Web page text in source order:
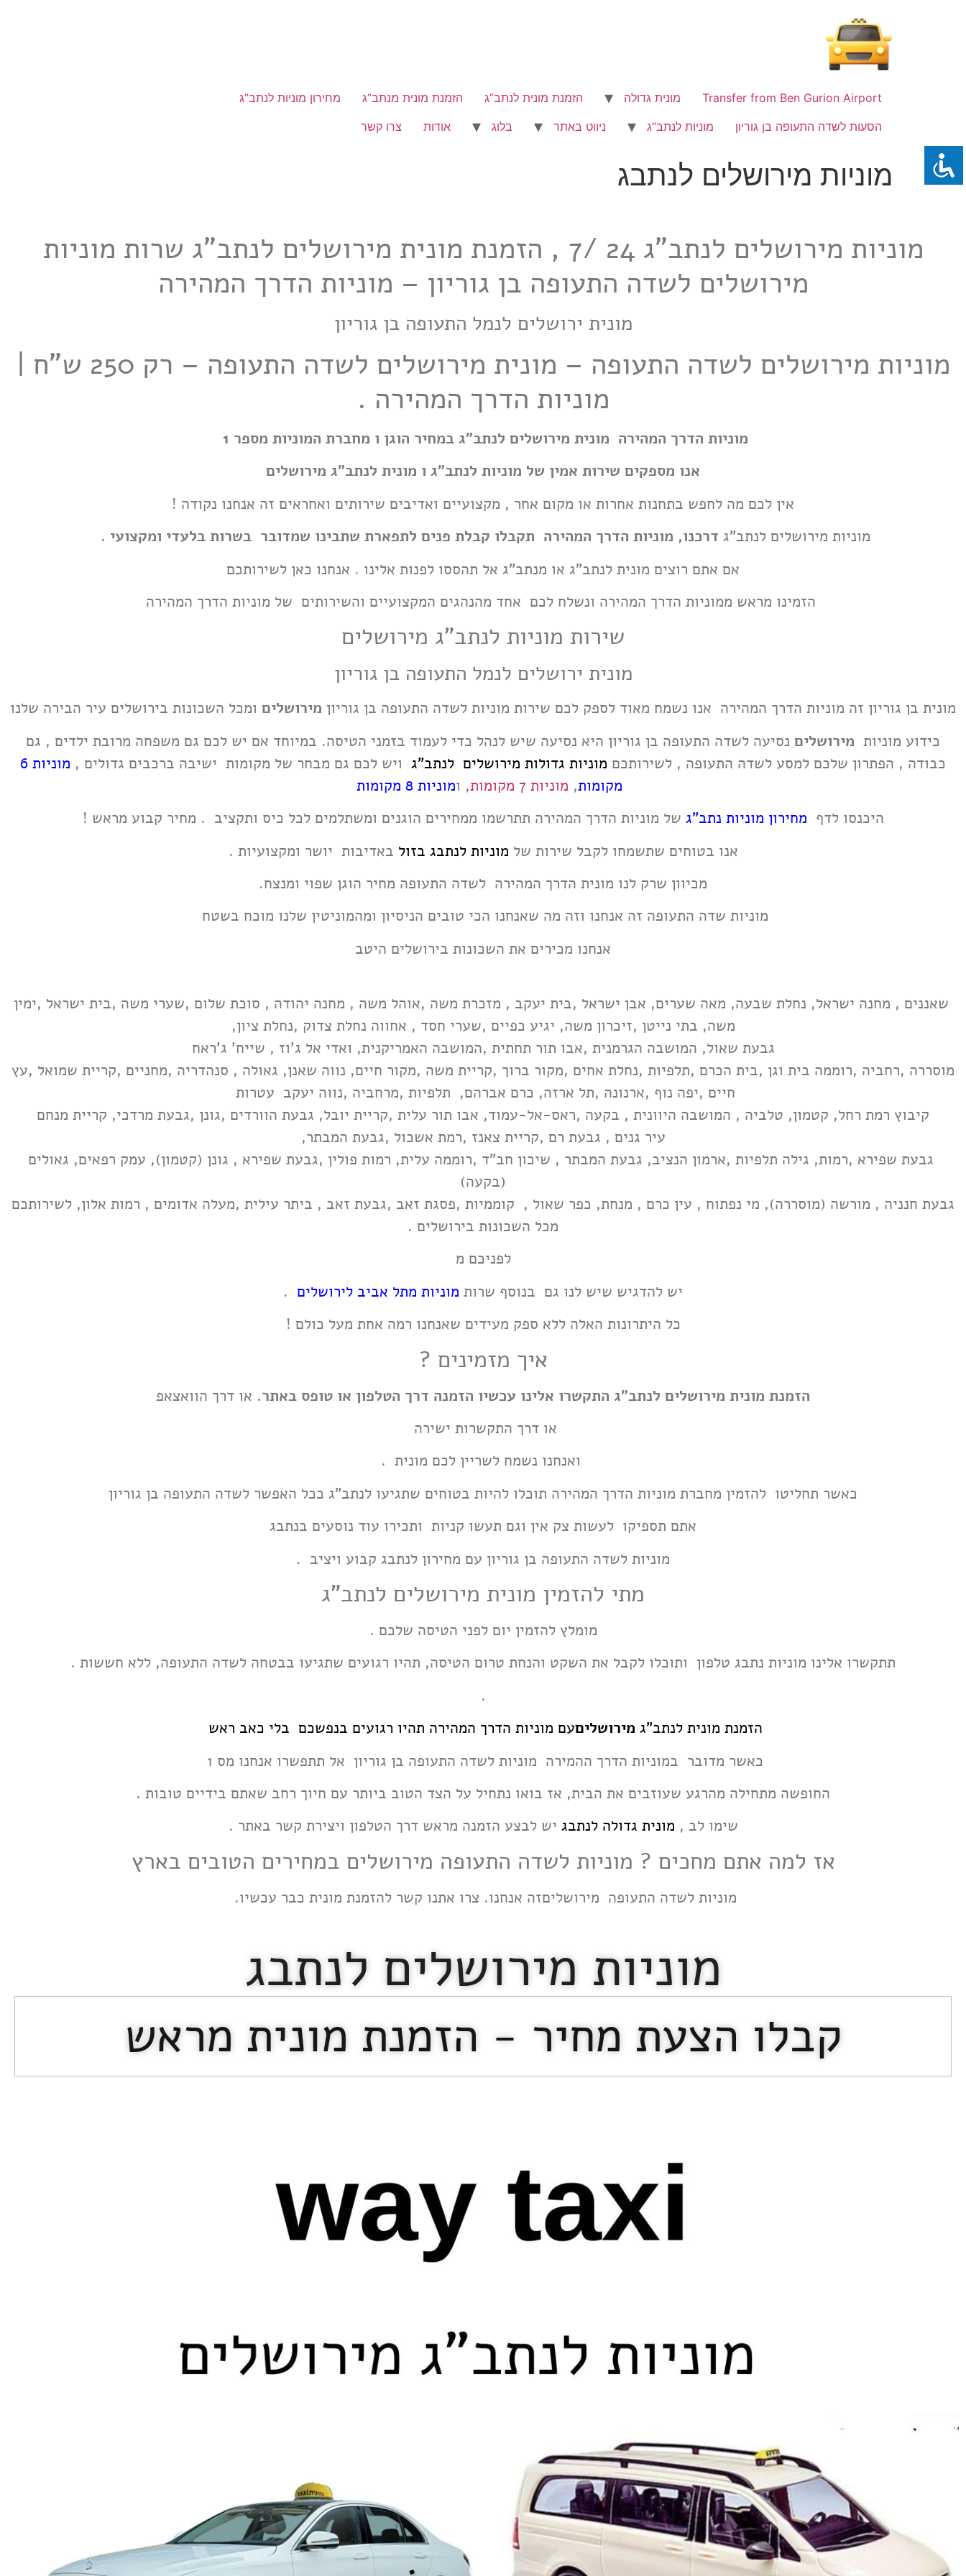
Transfer from Ben Gurion Airport מונית גדולה הזמנת מונית לנתב”ג הזמנת מונית מנתב”ג
מחירון מוניות לנתב”ג
הסעות לשדה התעופה בן גוריון
מוניות לנתב”ג ניווט באתר בלוג אודות צרו קשר
מוניות מירושלים לנתבג
מוניות מירושלים לנתב"ג 24 /7 , הזמנת מונית מירושלים לנתב"ג שרות מוניות
מירושלים לשדה התעופה בן גוריון – מוניות הדרך המהירה
מונית ירושלים לנמל התעופה בן גוריון
מוניות מירושלים לשדה התעופה – מונית מירושלים לשדה התעופה – רק 250 ש"ח |
מוניות הדרך המהירה .
מוניות הדרך המהירה מונית מירושלים לנתב"ג במחיר הוגן ו מחברת המוניות מספר 1
אנו מספקים שירות אמין של מוניות לנתב"ג ו מונית לנתב"ג מירושלים
אין לכם מה לחפש בתחנות אחרות או מקום אחר , מקצועיים ואדיבים שירותים ואחראים זה אנחנו נקודה !
מוניות מירושלים לנתב"ג דרכנו, מוניות הדרך המהירה תקבלו קבלת פנים לתפארת שתבינו שמדובר בשרות בלעדי ומקצועי .
אם אתם רוצים מונית לנתב"ג או מנתב"ג אל תהססו לפנות אלינו . אנחנו כאן לשירותכם
הזמינו מראש ממוניות הדרך המהירה ונשלח לכם אחד מהנהגים המקצועיים והשירותים של מוניות הדרך המהירה
שירות מוניות לנתב"ג מירושלים
מונית ירושלים לנמל התעופה בן גוריון
מונית בן גוריון זה מוניות הדרך המהירה אנו נשמח מאוד לספק לכם שירות מוניות לשדה התעופה בן גוריון מירושלים ומכל השכונות בירושלים עיר הבירה שלנו
כידוע מוניות מירושלים נסיעה לשדה התעופה בן גוריון היא נסיעה שיש לנהל כדי לעמוד בזמני הטיסה. במיוחד אם יש לכם גם משפחה מרובת ילדים , גם
כבודה , הפתרון שלכם למסע לשדה התעופה , לשירותכם מוניות גדולות מירושלים לנתב"ג ויש לכם גם מבחר של מקומות ישיבה ברכבים גדולים ,
מוניות 6
מקומות, מוניות 7 מקומות , ומוניות 8 מקומות
היכנסו לדף מחירון מוניות נתב"ג של מוניות הדרך המהירה תתרשמו ממחירים הוגנים ומשתלמים לכל כיס ותקציב . מחיר קבוע מראש !
אנו בטוחים שתשמחו לקבל שירות של מוניות לנתבג בזול באדיבות יושר ומקצועיות .
מכיוון שרק לנו מונית הדרך המהירה לשדה התעופה מחיר הוגן שפוי ומנצח.
מוניות שדה התעופה זה אנחנו וזה מה שאנחנו הכי טובים הניסיון ומהמוניטין שלנו מוכח בשטח
אנחנו מכירים את השכונות בירושלים היטב
שאננים , מחנה ישראל, נחלת שבעה, מאה שערים, אבן ישראל ,בית יעקב , מזכרת משה ,אוהל משה , מחנה יהודה , סוכת שלום ,שערי משה ,בית ישראל ,ימין
משה, בתי נייטן ,זיכרון משה, יגיע כפיים ,שערי חסד , אחווה נחלת צדוק ,נחלת ציון,
גבעת שאול, המושבה הגרמנית ,אבו תור תחתית ,המושבה האמריקנית, ואדי אל ג'וז , שייח' ג'ראח
מוסררה ,רחביה ,רוממה בית וגן ,בית הכרם ,תלפיות ,נחלת אחים ,מקור ברוך ,קריית משה ,מקור חיים, נווה שאנן, גאולה , סנהדריה ,מחניים ,קריית שמואל ,עץ
חיים ,יפה נוף ,ארנונה ,תל ארזה, כרם אברהם, תלפיות ,מרחביה ,נווה יעקב עטרות
קיבוץ רמת רחל, קטמון, טלביה , המושבה היוונית , בקעה ,ראס-אל-עמוד, אבו תור עלית ,קריית יובל, גבעת הוורדים ,גונן ,גבעת מרדכי, קריית מנחם
עיר גנים , גבעת רם ,קריית צאנז ,רמת אשכול ,גבעת המבתר,
גבעת שפירא ,רמות, גילה תלפיות ,ארמון הנציב, גבעת המבתר , שיכון חב"ד ,רוממה עלית, רמות פולין ,גבעת שפירא , גונן (קטמון), עמק רפאים, גאולים
(בקעה)
גבעת חנניה , מורשה (מוסררה), מי נפתוח , עין כרם , מנחת, כפר שאול , קוממיות ,פסגת זאב ,גבעת זאב , ביתר עילית ,מעלה אדומים , רמות אלון, לשירותכם
מכל השכונות בירושלים .
לפניכם מ
יש להדגיש שיש לנו גם בנוסף שרות מוניות מתל אביב לירושלים .
כל היתרונות האלה ללא ספק מעידים שאנחנו רמה אחת מעל כולם !
איך מזמינים ?
הזמנת מונית מירושלים לנתב"ג התקשרו אלינו עכשיו הזמנה דרך הטלפון או טופס באתר. או דרך הוואצאפ
או דרך התקשרות ישירה
ואנחנו נשמח לשריין לכם מונית .
כאשר תחליטו להזמין מחברת מוניות הדרך המהירה תוכלו להיות בטוחים שתגיעו לנתב"ג ככל האפשר לשדה התעופה בן גוריון
אתם תספיקו לעשות צק אין וגם תעשו קניות ותכירו עוד נוסעים בנתבג
מוניות לשדה התעופה בן גוריון עם מחירון לנתבג קבוע ויציב .
מתי להזמין מונית מירושלים לנתב"ג
מומלץ להזמין יום לפני הטיסה שלכם .
תתקשרו אלינו מוניות נתבג טלפון ותוכלו לקבל את השקט והנחת טרום הטיסה, תהיו רגועים שתגיעו בבטחה לשדה התעופה, ללא חששות .
.
הזמנת מונית לנתב"ג מירושליםעם מוניות הדרך המהירה תהיו רגועים בנפשכם בלי כאב ראש
כאשר מדובר במוניות הדרך ההמירה מוניות לשדה התעופה בן גוריון אל תתפשרו אנחנו מס 1
החופשה מתחילה מהרגע שעוזבים את הבית, אז בואו נתחיל על הצד הטוב ביותר עם חיוך רחב שאתם בידיים טובות .
שימו לב , מונית גדולה לנתבג יש לבצע הזמנה מראש דרך הטלפון ויצירת קשר באתר .
אז למה אתם מחכים ? מוניות לשדה התעופה מירושלים במחירים הטובים בארץ
מוניות לשדה התעופה מירושליםזה אנחנו. צרו אתנו קשר להזמנת מונית כבר עכשיו.
מוניות מירושלים לנתבג
קבלו הצעת מחיר - הזמנת מונית מראש